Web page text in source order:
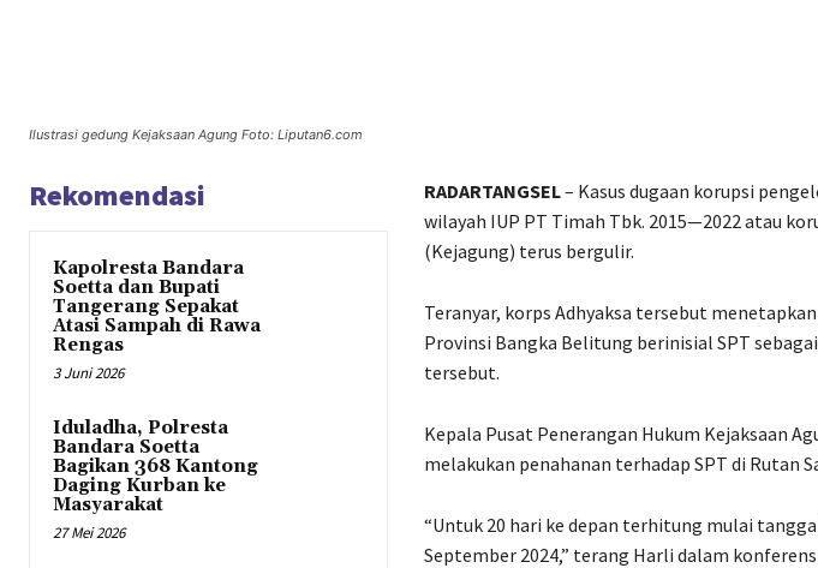
Ilustrasi gedung Kejaksaan Agung Foto: Liputan6.com
Rekomendasi
Kapolresta Bandara
Soetta dan Bupati
Tangerang Sepakat
Atasi Sampah di Rawa
Rengas
3 Juni 2026
Iduladha, Polresta
Bandara Soetta
Bagikan 368 Kantong
Daging Kurban ke
Masyarakat
27 Mei 2026
RADARTANGSEL– Kasus dugaan korupsi
wilayah IUP PT Timah Tbk. 2015—2022 atau
(Kejagung) terus bergulir.
Teranyar, korps Adhyaksa tersebut
Provinsi Bangka Belitung berinisial SPT
tersebut.
Kepala Pusat Penerangan Hukum Kejaksaan
melakukan penahanan terhadap SPT di Rutan
“Untuk 20 hari ke depan terhitung mulai
September 2024,” terang Harli dalam